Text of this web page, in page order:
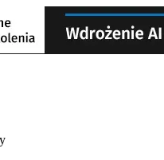
nowej karcie